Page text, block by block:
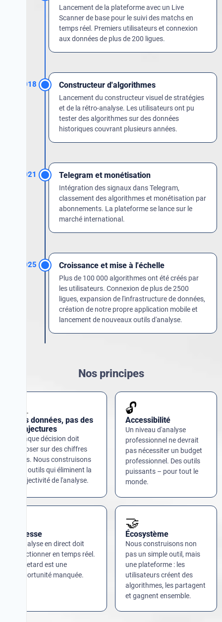
Lancement de la plateforme avec un Live
Scanner de base pour le suivi des matchs en
temps réel. Premiers utilisateurs et connexion
aux données de plus de 200 ligues.
2018 Constructeur d'algorithmes
Lancement du constructeur visuel de stratégies
et de la rétro-analyse. Les utilisateurs ont pu
tester des algorithmes sur des données
historiques couvrant plusieurs années.
2021 Telegram et monétisation
Intégration des signaux dans Telegram,
classement des algorithmes et monétisation par
abonnements. La plateforme se lance sur le
marché international.
2025 Croissance et mise à l'échelle
Plus de 100 000 algorithmes ont été créés par
les utilisateurs. Connexion de plus de 2500
ligues, expansion de l'infrastructure de données,
création de notre propre application mobile et
lancement de nouveaux outils d'analyse.
Nos principes
📊
Des données, pas des
conjectures
Chaque décision doit
reposer sur des chiffres
réels. Nous construisons
des outils qui éliminent la
subjectivité de l'analyse.
🔓
Accessibilité
Un niveau d'analyse
professionnel ne devrait
pas nécessiter un budget
professionnel. Des outils
puissants – pour tout le
monde.
Vitesse
L'analyse en direct doit
fonctionner en temps réel.
Le retard est une
opportunité manquée.
🤝
Écosystème
Nous construisons non
pas un simple outil, mais
une plateforme : les
utilisateurs créent des
algorithmes, les partagent
et gagnent ensemble.